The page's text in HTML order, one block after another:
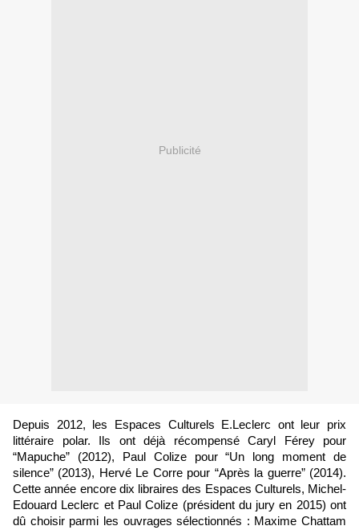
Publicité
Depuis 2012, les Espaces Culturels E.Leclerc ont leur prix
littéraire polar. Ils ont déjà récompensé Caryl Férey pour
“Mapuche” (2012), Paul Colize pour “Un long moment de
silence” (2013), Hervé Le Corre pour “Après la guerre” (2014).
Cette année encore dix libraires des Espaces Culturels, Michel-
Edouard Leclerc et Paul Colize (président du jury en 2015) ont
dû choisir parmi les ouvrages sélectionnés : Maxime Chattam